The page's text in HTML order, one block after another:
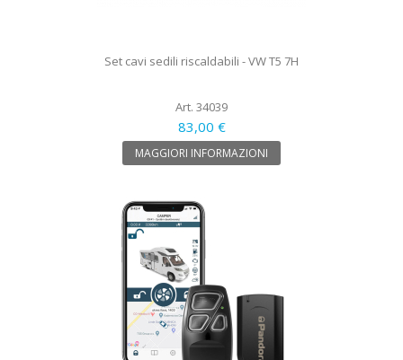
Set cavi sedili riscaldabili - VW T5 7H
Art. 34039
83,00 €
MAGGIORI INFORMAZIONI